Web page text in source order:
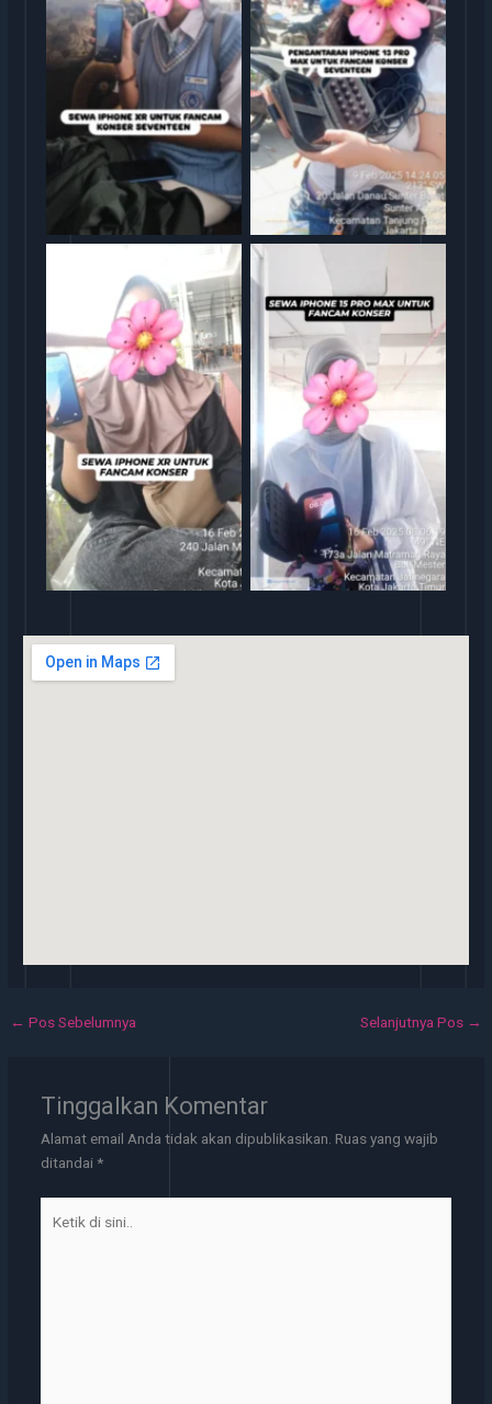
rental iphone jakarta rental iphone jakarta
rental iphone jakarta rental iphone
← Pos Sebelumnya Selanjutnya Pos →
Tinggalkan Komentar
Alamat email Anda tidak akan dipublikasikan. Ruas yang wajib
ditandai *